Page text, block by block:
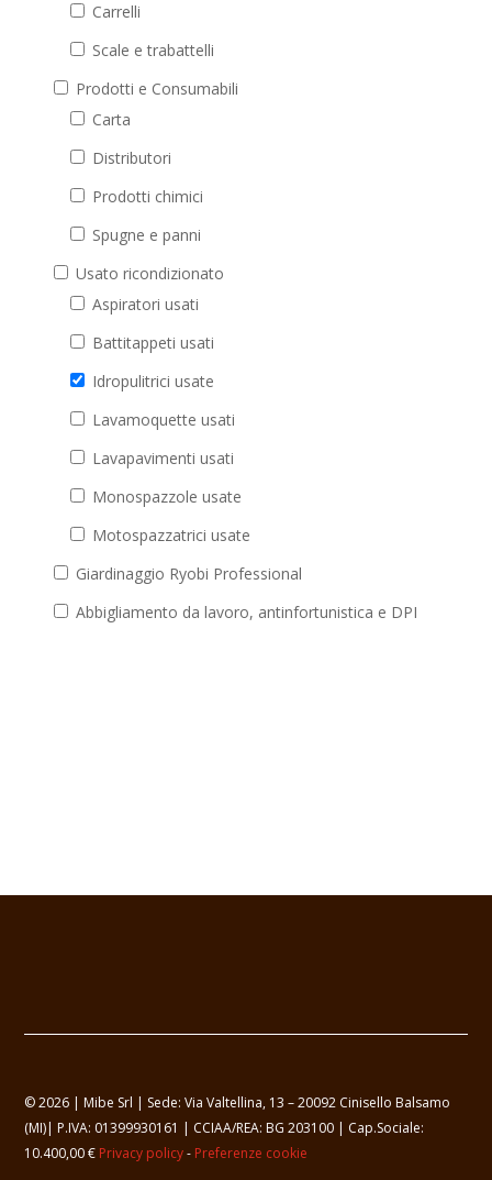
Carrelli
Scale e trabattelli
Prodotti e Consumabili
Carta
Distributori
Prodotti chimici
Spugne e panni
Usato ricondizionato
Aspiratori usati
Battitappeti usati
Idropulitrici usate
Lavamoquette usati
Lavapavimenti usati
Monospazzole usate
Motospazzatrici usate
Giardinaggio Ryobi Professional
Abbigliamento da lavoro, antinfortunistica e DPI
© 2026 | Mibe Srl | Sede: Via Valtellina, 13 – 20092 Cinisello Balsamo
(MI)| P.IVA: 01399930161 | CCIAA/REA: BG 203100 | Cap.Sociale:
10.400,00 € Privacy policy- Preferenze cookie